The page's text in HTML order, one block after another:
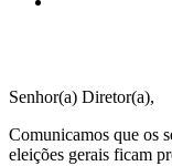
Senhor(a) Diretor(a),
Comunicamos que os
eleições gerais ficam